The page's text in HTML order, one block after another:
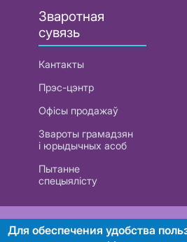
Зваротная
сувязь
Кантакты
Прэс-цэнтр
Офісы продажаў
Звароты грамадзян
і юрыдычных асоб
Пытанне
спецыялісту
РУП «Белтэлекам». УНП
Для обеспечения удобства